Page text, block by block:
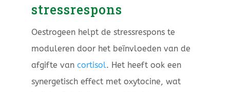
stressrespons
Oestrogeen helpt de stressrespons te
moduleren door het beïnvloeden van de
afgifte van cortisol. Het heeft ook een
synergetisch effect met oxytocine, wat